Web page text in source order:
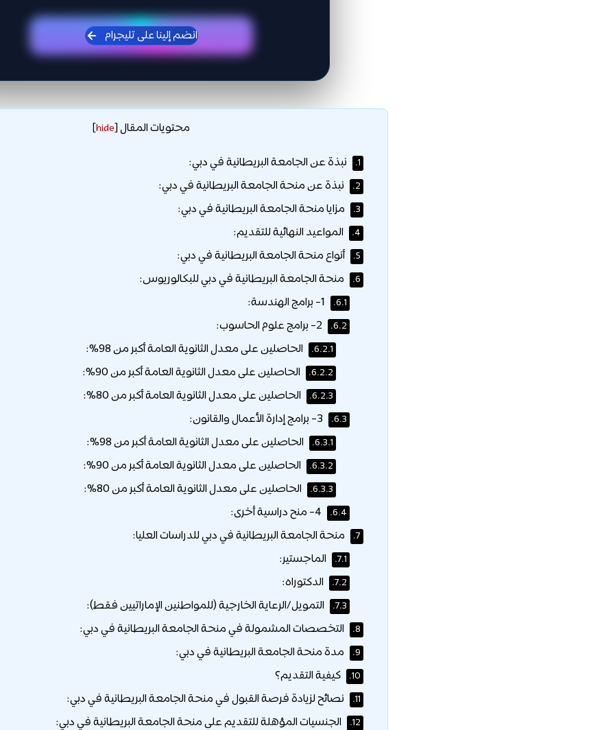
انضم إلينا على تليجرام
محتويات المقال [
hide
]
1. نبذة عن الجامعة البريطانية في دبي:
2. نبذة عن منحة الجامعة البريطانية في دبي:
3. مزايا منحة الجامعة البريطانية في دبي:
4. المواعيد النهائية للتقديم:
5. أنواع منحة الجامعة البريطانية في دبي:
6. منحة الجامعة البريطانية في دبي للبكالوريوس:
6.1.
6.2.
6.2.1. الحاصلين على معدل الثانوية العامة أكبر من 98%:
6.2.2. الحاصلين على معدل الثانوية العامة أكبر من 90%:
6.2.3. الحاصلين على معدل الثانوية العامة أكبر من 80%:
6.3.
6.3.1. الحاصلين على معدل الثانوية العامة أكبر من 98%:
6.3.2. الحاصلين على معدل الثانوية العامة أكبر من 90%:
6.3.3. الحاصلين على معدل الثانوية العامة أكبر من 80%:
6.4.
7. منحة الجامعة البريطانية في دبي للدراسات العليا:
7.1. الماجستير:
7.2. الدكتوراه:
7.3. التمويل/الرعاية الخارجية (للمواطنين الإماراتيين فقط):
8. التخصصات المشمولة في منحة الجامعة البريطانية في دبي:
9. مدة منحة الجامعة البريطانية في دبي:
10. كيفية التقديم؟
11. نصائح لزيادة فرصة القبول في منحة الجامعة البريطانية في دبي:
12. الجنسيات المؤهلة للتقديم على منحة الجامعة البريطانية في دبي: